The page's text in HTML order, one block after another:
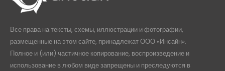
Все права на тексты, схемы, иллюстрации и фотографии,
размещенные на этом сайте, принадлежат ООО «Инсайн».
Полное и (или) частичное копирование, воспроизведение и
использование в любом виде запрещены и преследуются в